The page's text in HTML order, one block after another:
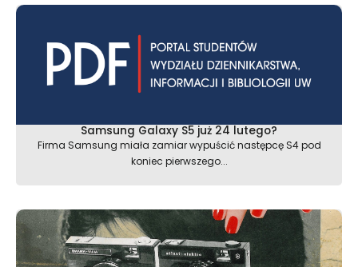
Samsung Galaxy S5 już 24 lutego?
Firma Samsung miała zamiar wypuścić następcę S4 pod
koniec pierwszego...